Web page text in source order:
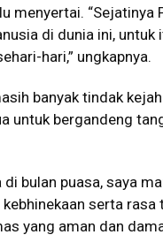
menyertai. “Sejatinya
di dunia ini,
hari,” ungkapnya.
banyak tindak
untuk bergandeng
di bulan puasa, saya
serta
yang aman dan